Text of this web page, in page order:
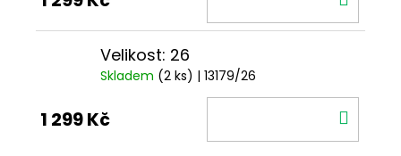
Velikost: 26
Skladem (2 ks) | 13179/26
1 299 Kč